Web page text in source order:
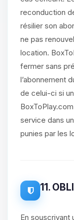
reconduction
résilier son
ne pas
location.
fermer sans
l’abonnement
de celui-ci si
service dans
punies par les
11.
En souscrivant